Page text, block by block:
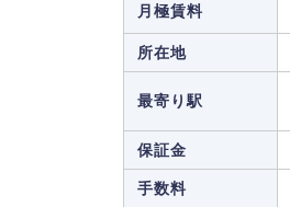
月極賃料
所在地
最寄り駅
保証金
手数料